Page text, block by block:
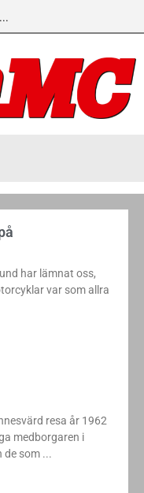
har lämnat oss,
var som allra
resa år 1962
medborgaren i
de som